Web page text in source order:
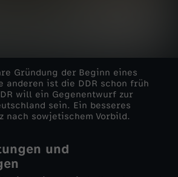
Gründung der Beginn eines
anderen ist die DDR schon früh
will ein Gegenentwurf zur
sein. Ein besseres
nach sowjetischem Vorbild.
und